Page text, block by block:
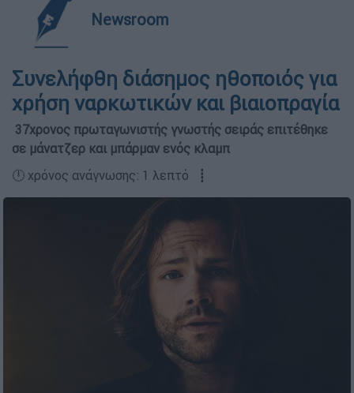
Newsroom
Συνελήφθη διάσημος ηθοποιός για
χρήση ναρκωτικών και βιαιοπραγία
37χρονος πρωταγωνιστής γνωστής σειράς επιτέθηκε
σε μάνατζερ και μπάρμαν ενός κλαμπ
🕛 χρόνος ανάγνωσης: 1 λεπτό ┋